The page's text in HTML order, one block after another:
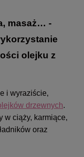
masaż… -
olejku z
i wyraziście,
drzewnych.
w ciąży, karmiące,
oraz